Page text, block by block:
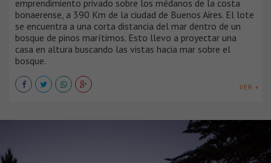
emprendimiento privado sobre los médanos de la costa
bonaerense, a 390 Km de la ciudad de Buenos Aires. El lote
se encuentra a una corta distancia del mar dentro de un
bosque de pinos marítimos. Esto llevo a proyectar una
casa en altura buscando las vistas hacia mar sobre el
bosque.
VER +